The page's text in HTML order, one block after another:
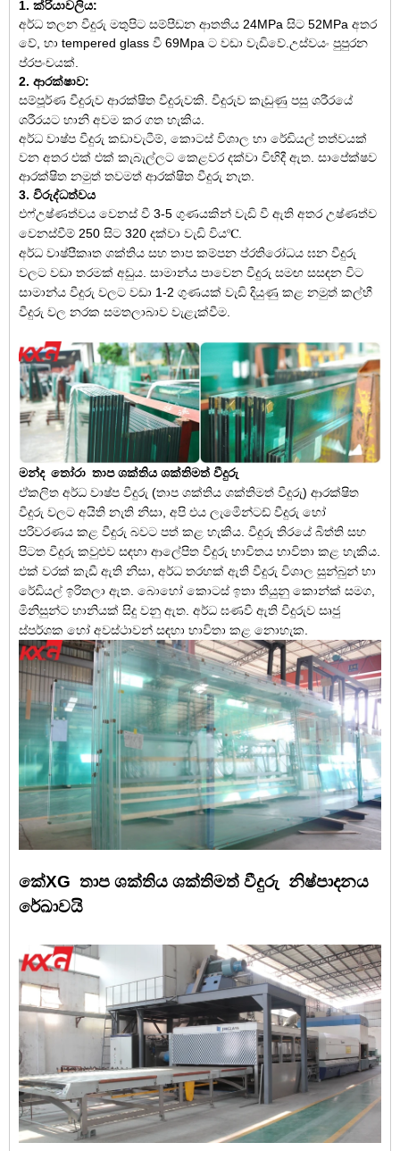
1. ක්රියාවලිය:
අර්ධ තලන වීදුරු මතුපිට සම්පීඩන ආතතිය 24MPa සිට 52MPa අතර
වේ, හා tempered glass වී 69Mpa ට වඩා වැඩිවේ. උස්වයං පුපුරන
ප්රපංචයක්.
2. ආරක්ෂාව:
සම්පූර්ණ වීදුරුව ආරක්ෂිත වීදුරුවකි. වීදුරුව කැඩුණු පසු ශරීරයේ
ශරීරයට හානි අවම කර ගත හැකිය.
අර්ධ වාෂ්ප වීදුරු කඩාවැටීම්, කොටස් විශාල හා රේඩියල් තත්වයක්
වන අතර එක් එක් කැබැල්ලට කෙළවර දක්වා විහිදී ඇත. සාපේක්ෂව
ආරක්ෂිත නමුත් තවමත් ආරක්ෂිත වීදුරු නැත.
3. විරුද්ධත්වය
එෆ්උෂ්ණත්වය වෙනස් වී 3-5 ගුණයකින් වැඩි වී ඇති අතර උෂ්ණත්ව
වෙනස්වීම් 250 සිට 320 දක්වා වැඩි විය℃
අර්ධ වාෂ්පීකෘත ශක්තිය සහ තාප කම්පන ප්රතිරෝධය ඝන වීදුරු
වලට වඩා තරමක් අඩුය. සාමාන්ය පාවෙන වීදුරු සමඟ සසඳන විට
සාමාන්ය වීදුරු වලට වඩා 1-2 ගුණයක් වැඩි දියුණු කළ නමුත් කල්හී
වීදුරු වල නරක සමතලාබාව වැළැක්වීම.
මන්දතෝරා තාප ශක්තිය ශක්තිමත් වීදුරු
ඒකලිත අර්ධ වාෂ්ප වීදුරු (තාප ශක්තිය ශක්තිමත් වීදුරු) ආරක්ෂිත
වීදුරු වලට අයිති නැති නිසා, අපි එය ලැමිෙන්ටඩ් වීදුරු හෝ
පරිවරණය කළ වීදුරු බවට පත් කළ හැකිය. වීදුරු තිරයේ බිත්ති සහ
පිටත වීදුරු කවුළුව සඳහා ආලේපිත වීදුරු භාවිතය භාවිතා කළ හැකිය.
එක් වරක් කැඩී ඇති නිසා, අර්ධ තරහක් ඇති වීදුරු විශාල සුන්බුන් හා
රේඩියල් ඉරිතලා ඇත. බොහෝ කොටස් ඉතා තියුනු කොන්ක් සමග,
මිනිසුන්ට හානියක් සිදු වනු ඇත. අර්ධ ඝණවී ඇති වීදුරුව සෘජු
ස්පර්ශක හෝ අවස්ථාවන් සඳහා භාවිතා කළ නොහැක.
කේXG තාප ශක්තිය ශක්තිමත් වීදුරු නිෂ්පාදනය
රේඛාවයි